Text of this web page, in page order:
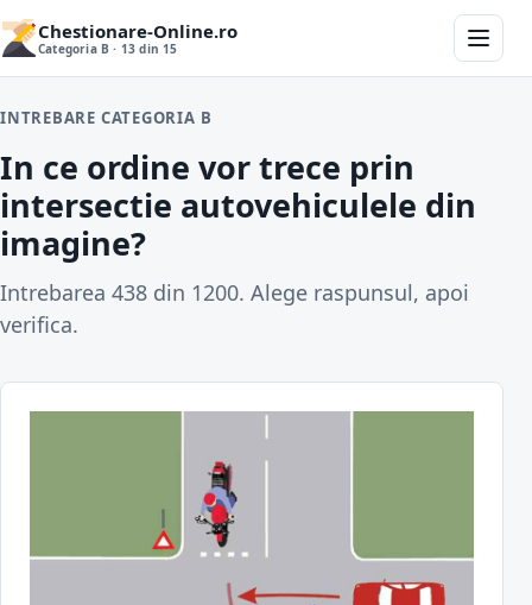
Chestionare-Online.ro
Categoria B · 13 din 15
INTREBARE CATEGORIA B
In ce ordine vor trece prin
intersectie autovehiculele din
imagine?
Intrebarea 438 din 1200. Alege raspunsul, apoi
verifica.